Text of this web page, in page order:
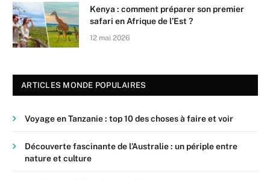
Kenya : comment préparer son premier
safari en Afrique de l’Est ?
12 mai 2026
ARTICLES MONDE POPULAIRES
Voyage en Tanzanie : top 10 des choses à faire et voir
Découverte fascinante de l’Australie : un périple entre
nature et culture